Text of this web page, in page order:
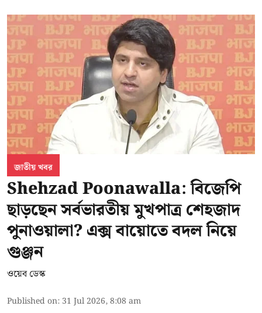
জাতীয় খবর
Shehzad Poonawalla: বিজেপি
ছাড়ছেন সর্বভারতীয় মুখপাত্র শেহজাদ
পুনাওয়ালা? এক্স বায়োতে বদল নিয়ে
গুঞ্জন
ওয়েব ডেস্ক
Published on: 31 Jul 2026, 8:08 am